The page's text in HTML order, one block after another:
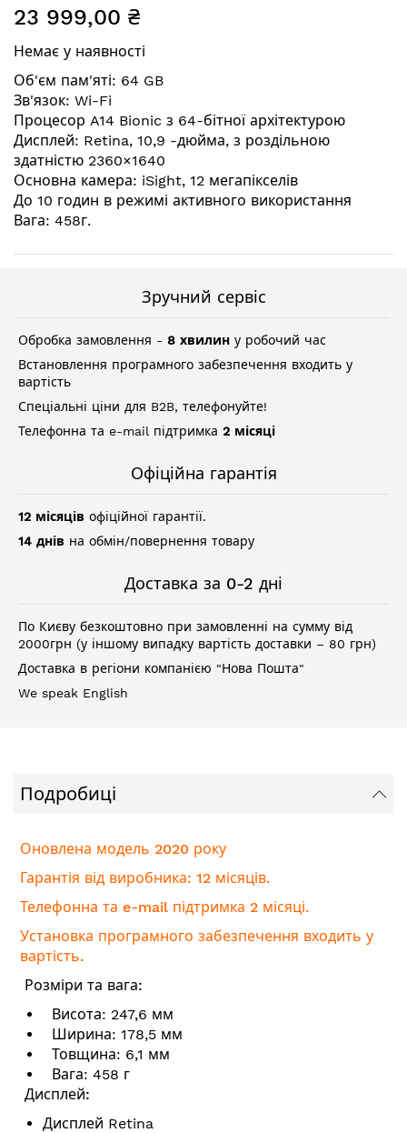
до
галереї
зображень
23 999,00 ₴
Немає у наявності
Об'єм пам'яті: 64 GB
Зв'язок: Wi-Fi
Процесор A14 Bionic з 64-бітної архітектурою
Дисплей: Retina, 10,9 -дюйма, з роздільною
здатністю 2360×1640
Основна камера: iSight, 12 мегапікселів
До 10 годин в режимі активного використання
Вага: 458г.
Зручний сервіс
Обробка замовлення - 8 хвилин у робочий час
Встановлення програмного забезпечення входить у
вартість
Спеціальні ціни для B2B, телефонуйте!
Телефонна та e-mail підтримка 2 місяці
Офіційна гарантія
12 місяців офіційної гарантії.
14 днів на обмін/повернення товару
Доставка за 0-2 дні
По Києву безкоштовно при замовленні на сумму від
2000грн (у іншому випадку вартість доставки – 80 грн)
Доставка в регіони компанією "Нова Пошта"
We speak English
Подробиці
Оновлена модель 2020 року
Гарантія від виробника: 12 місяців.
Телефонна та e-mail підтримка 2 місяці.
Установка програмного забезпечення входить у
вартість.
Розміри та вага:
Висота: 247,6 мм
Ширина: 178,5 мм
Товщина: 6,1 мм
Вага: 458 г
Дисплей:
Дисплей Retina